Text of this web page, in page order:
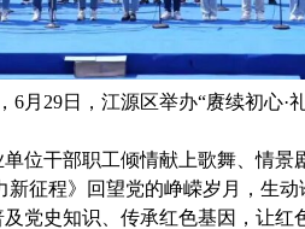
29日，江源区举办“赓续初心·
干部职工倾情献上歌舞、情景
征程》回望党的峥嵘岁月，生动
史知识、传承红色基因，让红